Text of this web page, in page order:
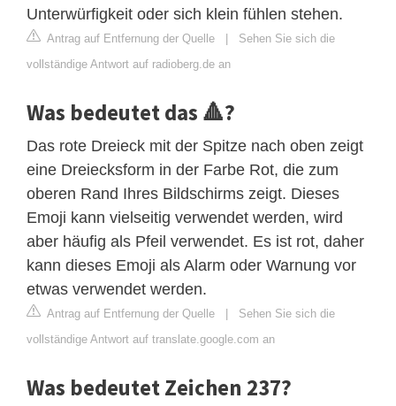
Unterwürfigkeit oder sich klein fühlen stehen.
Antrag auf Entfernung der Quelle | Sehen Sie sich die
vollständige Antwort auf radioberg.de an
Was bedeutet das 🔺?
Das rote Dreieck mit der Spitze nach oben zeigt
eine Dreiecksform in der Farbe Rot, die zum
oberen Rand Ihres Bildschirms zeigt. Dieses
Emoji kann vielseitig verwendet werden, wird
aber häufig als Pfeil verwendet. Es ist rot, daher
kann dieses Emoji als Alarm oder Warnung vor
etwas verwendet werden.
Antrag auf Entfernung der Quelle | Sehen Sie sich die
vollständige Antwort auf translate.google.com an
Was bedeutet Zeichen 237?